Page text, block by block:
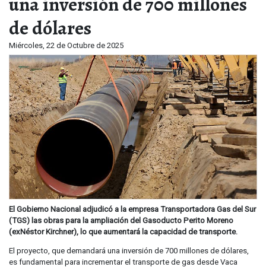
de dólares
Miércoles, 22 de Octubre de 2025
El Gobierno Nacional adjudicó a la empresa Transportadora Gas del Sur
(TGS) las obras para la ampliación del Gasoducto Perito Moreno
(exNéstor Kirchner), lo que aumentará la capacidad de transporte.
El proyecto, que demandará una inversión de 700 millones de dólares,
es fundamental para incrementar el transporte de gas desde Vaca